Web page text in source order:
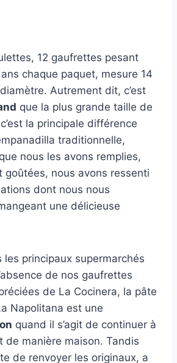
12 gaufrettes pesant
chaque paquet, mesure 14
Autrement dit, c’est
que la plus grande taille de
la principale différence
traditionnelle,
nous les avons remplies,
goûtées, nous avons ressenti
dont nous nous
une délicieuse
les principaux supermarchés
de nos gaufrettes
de La Cocinera, la pâte
Napolitana est une
quand il s’agit de continuer à
de manière maison. Tandis
de renvoyer les originaux, a